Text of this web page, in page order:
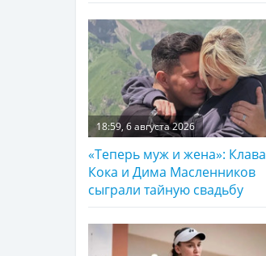
18:59, 6 августа 2026
«Теперь муж и жена»: Клава
Кока и Дима Масленников
сыграли тайную свадьбу